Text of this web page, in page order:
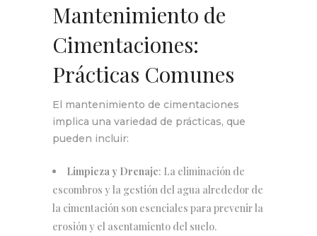
Mantenimiento de
Cimentaciones:
Prácticas Comunes
El mantenimiento de cimentaciones
implica una variedad de prácticas, que
pueden incluir:
Limpieza y Drenaje: La eliminación de
escombros y la gestión del agua alrededor de
la cimentación son esenciales para prevenir la
erosión y el asentamiento del suelo.